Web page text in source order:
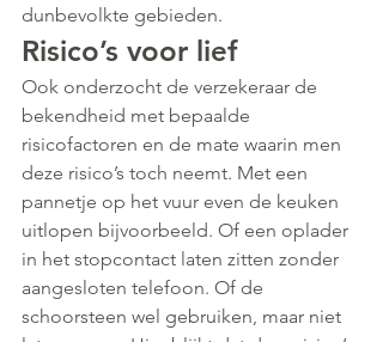
dunbevolkte gebieden.
Risico’s voor lief
Ook onderzocht de verzekeraar de
bekendheid met bepaalde
risicofactoren en de mate waarin men
deze risico’s toch neemt. Met een
pannetje op het vuur even de keuken
uitlopen bijvoorbeeld. Of een oplader
in het stopcontact laten zitten zonder
aangesloten telefoon. Of de
schoorsteen wel gebruiken, maar niet